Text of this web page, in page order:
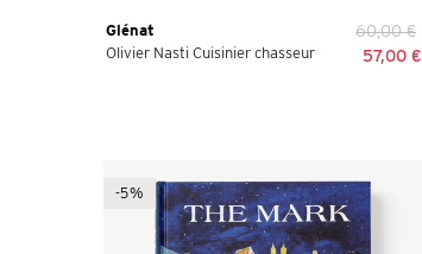
Glénat
Olivier Nasti Cuisinier chasseur
60,00 €
57,00 €
-5%